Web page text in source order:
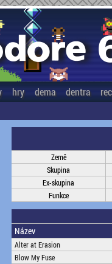
hry dema dentra
Země
Skupina
Ex-skupina
Funkce
Název
Alter at Erasion
Blow My Fuse